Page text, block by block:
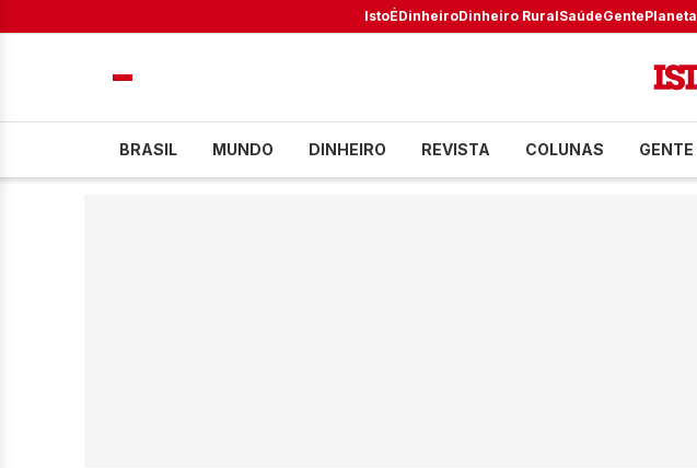
IstoÉDinheiroDinheiro RuralSaúdeGentePlaneta
BRASIL MUNDO DINHEIRO REVISTA COLUNAS GENTE